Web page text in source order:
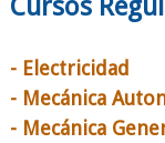
Cursos
- Electricidad
- Mecánica
- Mecánica